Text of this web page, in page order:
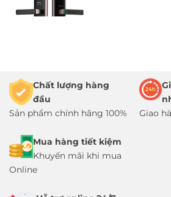
Chất lượng hàng
đầu
Sản phẩm chính hãng 100%
Giao
Mua hàng tiết kiệm
Khuyến mãi khi mua
Online